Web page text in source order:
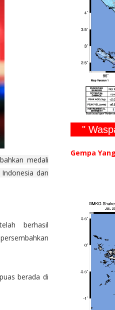
medali
dan
berhasil
berada di
"
Gempa